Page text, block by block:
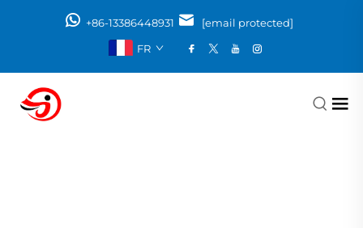
+86-13386448931
[email protected]
FR